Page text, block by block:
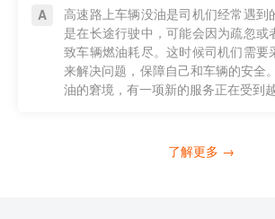
高速路上车辆没油是司机们经常遇到
是在长途行驶中，可能会因为疏忽或
致车辆燃油耗尽。这时候司机们需要
来解决问题，保障自己和车辆的安全
油的窘境，有一项新的服务正在受到
了解更多 →